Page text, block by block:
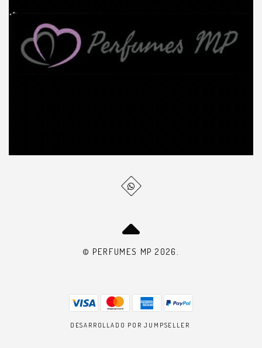
© PERFUMES MP 2026.
DESARROLLADO POR JUMPSELLER